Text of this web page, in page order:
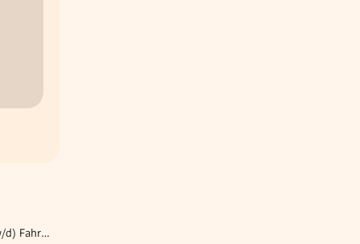
Fahrzeugbautechniker (m/w/d) Fahrzeugbau & Sonderaufbauten